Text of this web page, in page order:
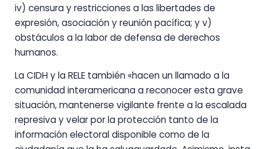
iv) censura y restricciones a las libertades de
expresión, asociación y reunión pacífica; y v)
obstáculos a la labor de defensa de derechos
humanos.
La CIDH y la RELE también «hacen un llamado a la
comunidad interamericana a reconocer esta grave
situación, mantenerse vigilante frente a la escalada
represiva y velar por la protección tanto de la
información electoral disponible como de la